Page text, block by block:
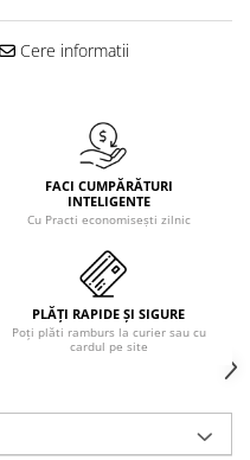
Cere informatii
FACI CUMPĂRĂTURI
INTELIGENTE
Cu Practi economisești zilnic
PLĂȚI RAPIDE ȘI SIGURE
Poți plăti ramburs la curier sau cu
cardul pe site